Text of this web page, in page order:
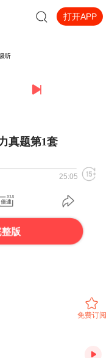
打开APP
真题第1套
25:05
版
免费订阅